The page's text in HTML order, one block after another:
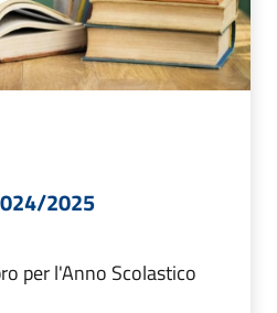
2025
per l'Anno Scolastico